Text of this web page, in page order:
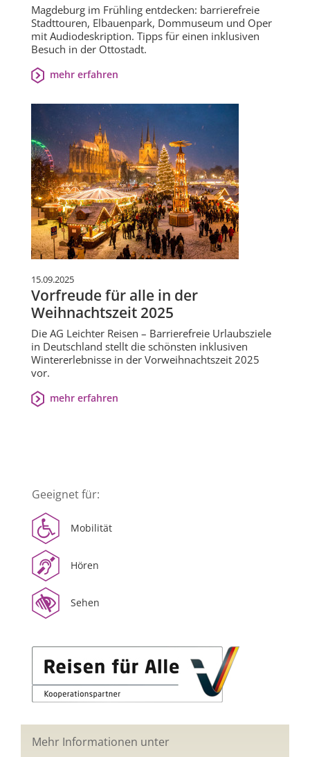
Magdeburg im Frühling entdecken: barrierefreie
Stadttouren, Elbauenpark, Dommuseum und Oper
mit Audiodeskription. Tipps für einen inklusiven
Besuch in der Ottostadt.
mehr erfahren
15.09.2025
Vorfreude für alle in der
Weihnachtszeit 2025
Die AG Leichter Reisen – Barrierefreie Urlaubsziele
in Deutschland stellt die schönsten inklusiven
Wintererlebnisse in der Vorweihnachtszeit 2025
vor.
mehr erfahren
Geeignet für:
Mobilität
Hören
Sehen
Mehr Informationen unter